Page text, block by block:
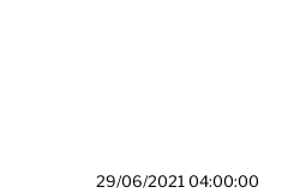
29/06/2021 04:00:00